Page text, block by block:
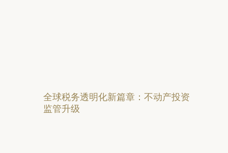
全球税务透明化新篇章：不动产投资
监管升级